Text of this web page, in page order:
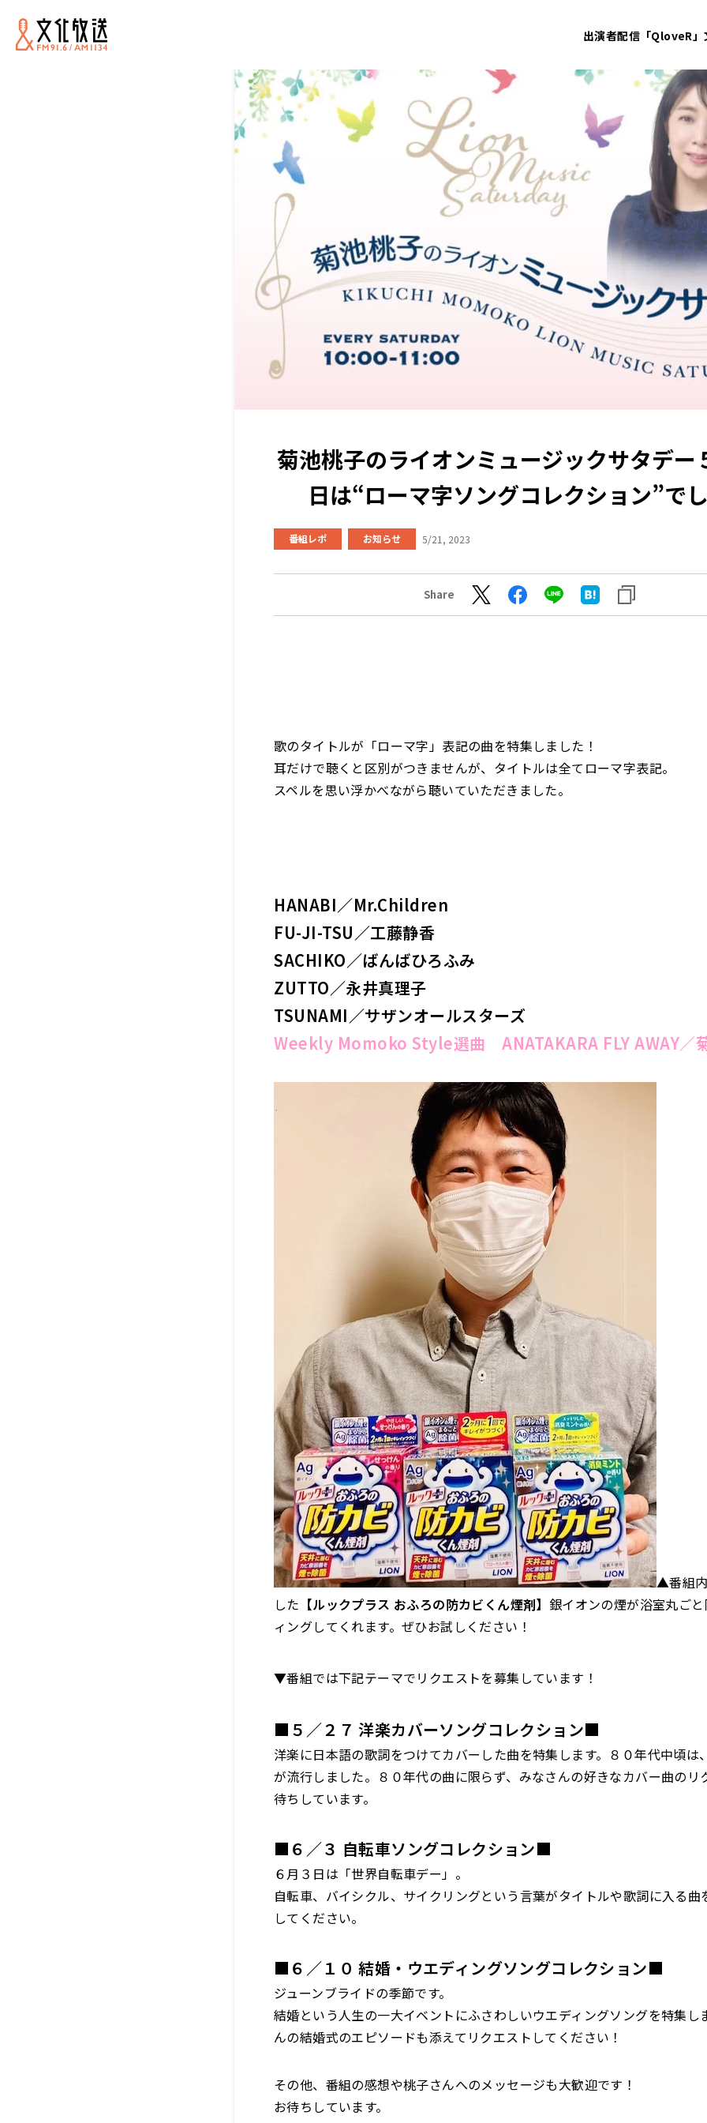
出演者配信「QloveR」
菊池桃子のライオンミュージックサタデー
日は“ローマ字ソングコレクション”で
番組レポ お知らせ 5/21, 2023
Share
歌のタイトルが「ローマ字」表記の曲を特集しました！
耳だけで聴くと区別がつきませんが、タイトルは全てローマ字表記。
スペルを思い浮かべながら聴いていただきました。
HANABI／Mr.Children
FU-JI-TSU／工藤静香
SACHIKO／ばんばひろふみ
ZUTTO／永井真理子
TSUNAMI／サザンオールスターズ
Weekly Momoko Style選曲 ANATAKARA FLY AWAY／
▲番組
した 【ルックプラス おふろの防カビくん煙剤】 銀イオンの煙が浴室丸ご
ィングしてくれます。ぜひお試しください！
▼番組では下記テーマでリクエストを募集しています！
■５／２７ 洋楽カバーソングコレクション■
洋楽に日本語の歌詞をつけてカバーした曲を特集します。８０年代中頃は
が流行しました。８０年代の曲に限らず、みなさんの好きなカバー曲のリ
待ちしています。
■６／３ 自転車ソングコレクション■
６月３日は「世界自転車デー」。
自転車、バイシクル、サイクリングという言葉がタイトルや歌詞に入る曲
してください。
■６／１０ 結婚・ウエディングソングコレクション■
ジューンブライドの季節です。
結婚という人生の一大イベントにふさわしいウエディングソングを特集し
んの結婚式のエピソードも添えてリクエストしてください！
その他、番組の感想や桃子さんへのメッセージも大歓迎です！
お待ちしています。